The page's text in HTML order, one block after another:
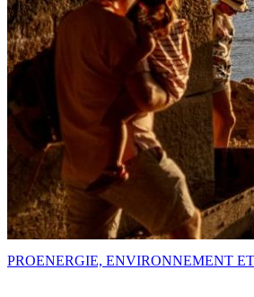
PROENERGIE, ENVIRONNEMENT